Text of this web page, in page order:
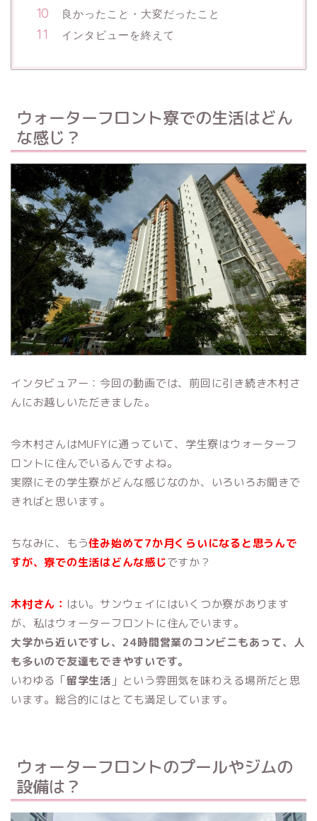
良かったこと・大変だったこと
インタビューを終えて
ウォーターフロント寮での生活はどん
な感じ？
インタビュアー：今回の動画では、前回に引き続き木村さ
んにお越しいただきました。
今木村さんはMUFYに通っていて、学生寮はウォーターフ
ロントに住んでいるんですよね。
実際にその学生寮がどんな感じなのか、いろいろお聞きで
きればと思います。
ちなみに、もう住み始めて7か月くらいになると思うんで
すが、寮での生活はどんな感じですか？
木村さん： はい。サンウェイにはいくつか寮があります
が、私はウォーターフロントに住んでいます。
大学から近いですし、24時間営業のコンビニもあって、人
も多いので友達もできやすいです。
いわゆる「留学生活 」という雰囲気を味わえる場所だと思
います。総合的にはとても満足しています。
ウォーターフロントのプールやジムの
設備は？